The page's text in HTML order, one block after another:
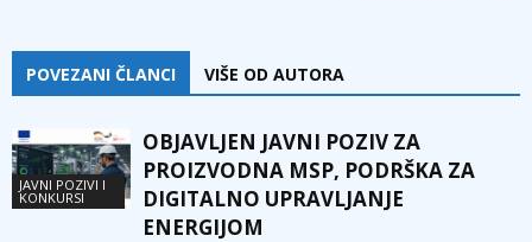
POVEZANI ČLANCI VIŠE OD AUTORA
JAVNI POZIVI I
KONKURSI
OBJAVLJEN JAVNI POZIV ZA
PROIZVODNA MSP, PODRŠKA ZA
DIGITALNO UPRAVLJANJE
ENERGIJOM